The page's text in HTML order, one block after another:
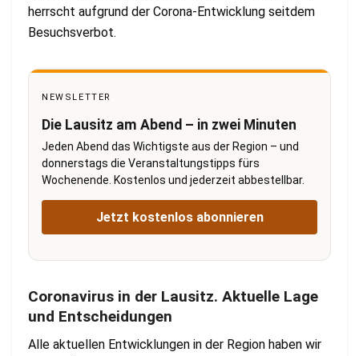
herrscht aufgrund der Corona-Entwicklung seitdem
Besuchsverbot.
NEWSLETTER
Die Lausitz am Abend – in zwei Minuten
Jeden Abend das Wichtigste aus der Region – und
donnerstags die Veranstaltungstipps fürs
Wochenende. Kostenlos und jederzeit abbestellbar.
Jetzt kostenlos abonnieren
Coronavirus in der Lausitz. Aktuelle Lage
und Entscheidungen
Alle aktuellen Entwicklungen in der Region haben wir